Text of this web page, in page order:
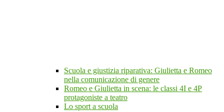
Scuola e giustizia riparativa: Giulietta e Romeo
nella comunicazione di genere
Romeo e Giulietta in scena: le classi 4I e 4P
protagoniste a teatro
Lo sport a scuola